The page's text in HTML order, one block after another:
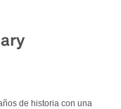
de historia con una